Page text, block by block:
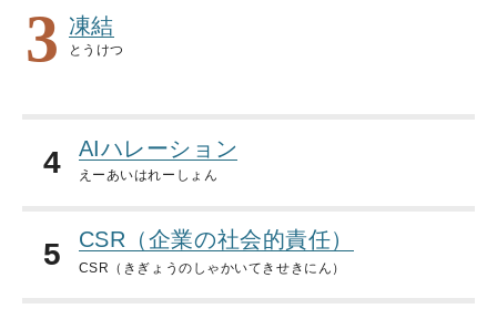
3 凍結
とうけつ
4 AIハレーション
えーあいはれーしょん
5 CSR（企業の社会的責任）
CSR（きぎょうのしゃかいてきせきにん）